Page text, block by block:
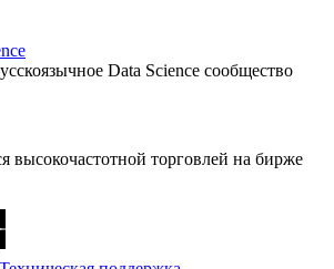
Data Science сообщество
высокочастотной торговлей на бирже